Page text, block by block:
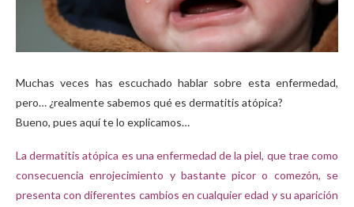
Muchas veces has escuchado hablar sobre esta enfermedad,
pero… ¿realmente sabemos qué es dermatitis atópica?
Bueno, pues aquí te lo explicamos…
La dermatitis atópica es una enfermedad de la piel, que trae como
consecuencia enrojecimiento y bastante picor o comezón, se
presenta con diferentes cambios en cualquier edad y su aparición